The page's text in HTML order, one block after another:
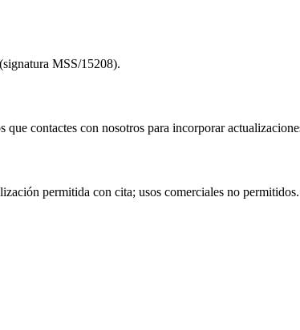
MSS/15208).
contactes con nosotros para incorporar
permitida con cita; usos comerciales no permitidos.